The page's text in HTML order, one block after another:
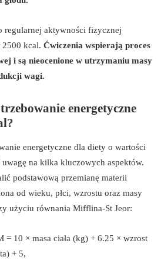
regularnej aktywności fizycznej
2500 kcal. Ćwiczenia wspierają proces
i są nieocenione w utrzymaniu masy
wagi.
energetyczne
energetyczne dla diety o wartości
na kilka kluczowych aspektów.
podstawową przemianę materii
od wieku, płci, wzrostu oraz masy
użyciu równania Mifflina-St Jeor:
= 10 × masa ciała (kg) + 6.25 × wzrost
+ 5,